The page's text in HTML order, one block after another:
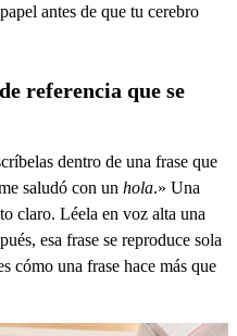
antes de que tu cerebro
referencia que se
dentro de una frase que
saludó con un hola.» Una
claro. Léela en voz alta una
esa frase se reproduce sola
cómo una frase hace más que